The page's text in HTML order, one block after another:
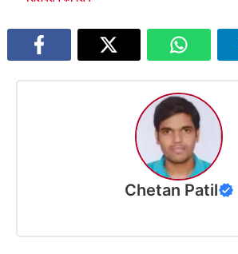
Chetan Patil